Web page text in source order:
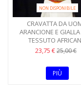
NON DISPONIBILE
CRAVATTA DA
ARANCIONE E
TESSUTO
23,75 €25,00 €
PIÙ